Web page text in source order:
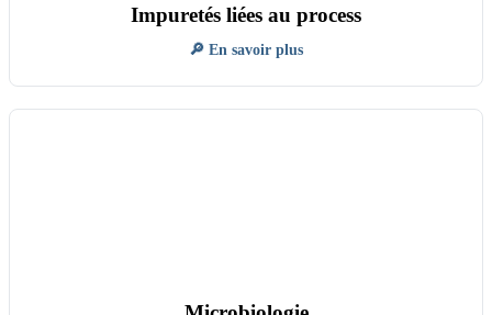
Impuretés liées au process
🔎 En savoir plus